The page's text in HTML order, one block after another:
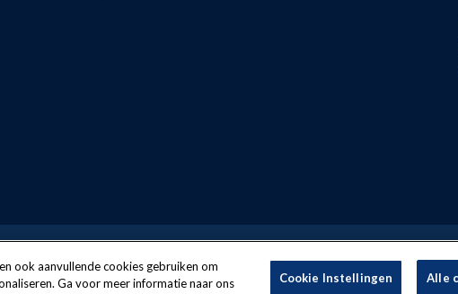
ook aanvullende cookies gebruiken om
Ga voor meer informatie naar ons
Cookie Instellingen Alle